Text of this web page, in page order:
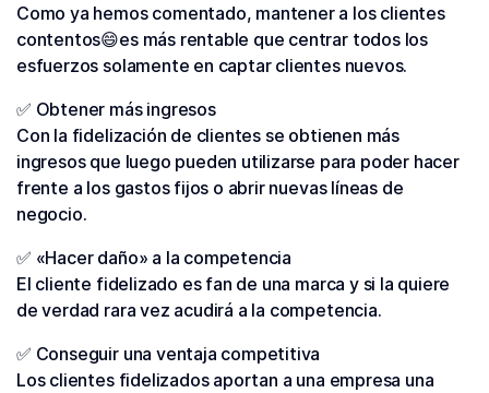
Como ya hemos comentado, mantener a los clientes
contentos😄es más rentable que centrar todos los
esfuerzos solamente en captar clientes nuevos.
✅ Obtener más ingresos
Con la fidelización de clientes se obtienen más
ingresos que luego pueden utilizarse para poder hacer
frente a los gastos fijos o abrir nuevas líneas de
negocio.
✅ «Hacer daño» a la competencia
El cliente fidelizado es fan de una marca y si la quiere
de verdad rara vez acudirá a la competencia.
✅ Conseguir una ventaja competitiva
Los clientes fidelizados aportan a una empresa una